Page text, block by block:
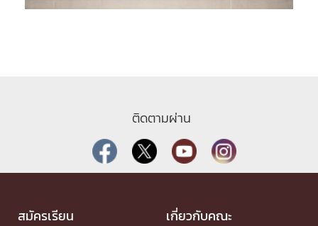
ติดตามผ่าน
สมัครเรียน เกี่ยวกับคณะ